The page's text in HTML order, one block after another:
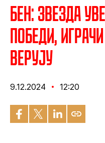
Бен: Звезда
победи,
верују
9.12.2024 12:20